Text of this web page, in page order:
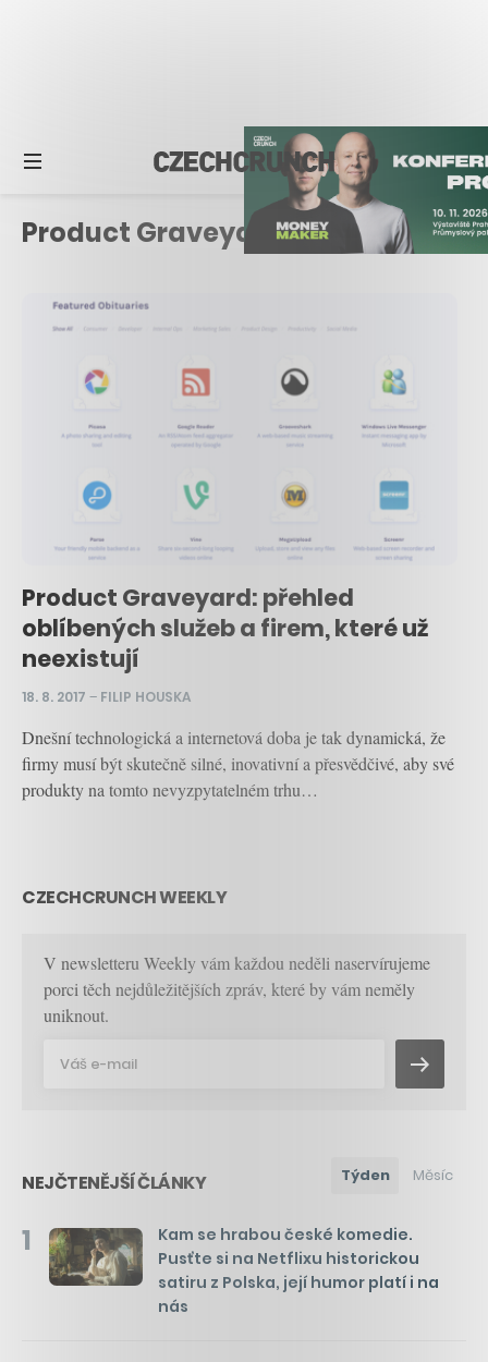
Product Graveyard
Product Graveyard: přehled
oblíbených služeb a firem, které už
neexistují
18. 8. 2017 – FILIP HOUSKA
Dnešní technologická a internetová doba je tak dynamická, že
firmy musí být skutečně silné, inovativní a přesvědčivé, aby své
produkty na tomto nevyzpytatelném trhu…
CZECHCRUNCH WEEKLY
V newsletteru Weekly vám každou neděli naservírujeme
porci těch nejdůležitějších zpráv, které by vám neměly
uniknout.
NEJČTENĚJŠÍ ČLÁNKY Týden Měsíc
1
Kam se hrabou české komedie.
Pusťte si na Netflixu historickou
satiru z Polska, její humor platí i na
nás